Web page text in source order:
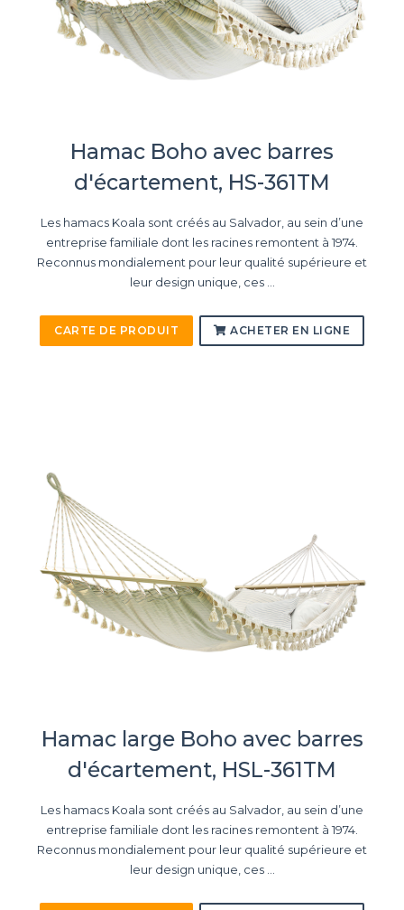
Hamac Boho avec barres
d'écartement, HS-361TM
Les hamacs Koala sont créés au Salvador, au sein d’une
entreprise familiale dont les racines remontent à 1974.
Reconnus mondialement pour leur qualité supérieure et
leur design unique, ces ...
CARTE DE PRODUIT ACHETER EN LIGNE
Hamac large Boho avec barres
d'écartement, HSL-361TM
Les hamacs Koala sont créés au Salvador, au sein d’une
entreprise familiale dont les racines remontent à 1974.
Reconnus mondialement pour leur qualité supérieure et
leur design unique, ces ...